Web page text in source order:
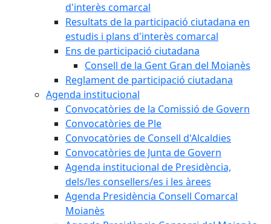
d'interès comarcal
Resultats de la participació ciutadana en
estudis i plans d'interès comarcal
Ens de participació ciutadana
Consell de la Gent Gran del Moianès
Reglament de participació ciutadana
Agenda institucional
Convocatòries de la Comissió de Govern
Convocatòries de Ple
Convocatòries de Consell d'Alcaldies
Convocatòries de Junta de Govern
Agenda institucional de Presidència,
dels/les consellers/es i les àrees
Agenda Presidència Consell Comarcal
Moianès